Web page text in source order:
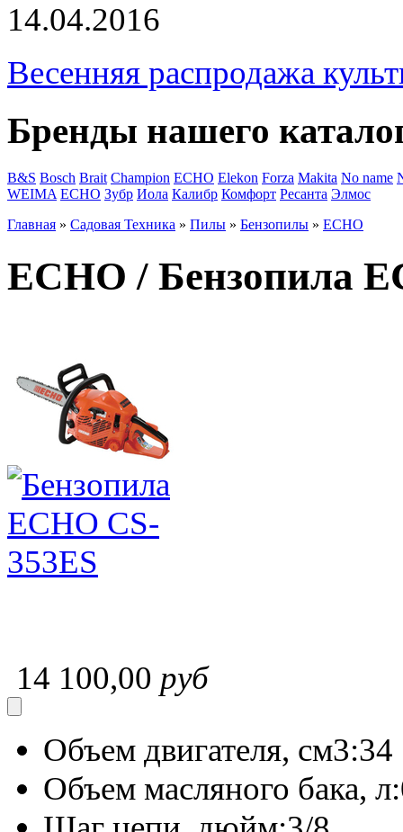
14.04.2016
Весенняя распродажа
Бренды нашего
B&S Bosch Brait Champion ECHO Elekon Forza Makita No name
WEIMA ЕСНО Зубр Иола Калибр Комфорт Ресанта Элмос
Главная » Садовая Техника » Пилы » Бензопилы » ECHO
ECHO / Бензопила
14 100,00 руб
Объем двигателя, см3:34
Объем масляного бака, л: